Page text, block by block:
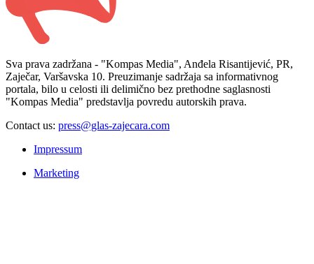
Sva prava zadržana - "Kompas Media", Anđela Risantijević, PR,
Zaječar, Varšavska 10. Preuzimanje sadržaja sa informativnog
portala, bilo u celosti ili delimično bez prethodne saglasnosti
"Kompas Media" predstavlja povredu autorskih prava.
Contact us: press@glas-zajecara.com
Impressum
Marketing